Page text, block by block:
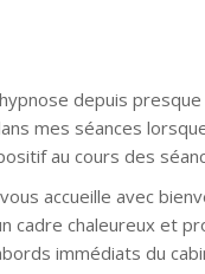
depuis presque
mes séances
au cours des
accueille avec
cadre chaleureux et
immédiats du